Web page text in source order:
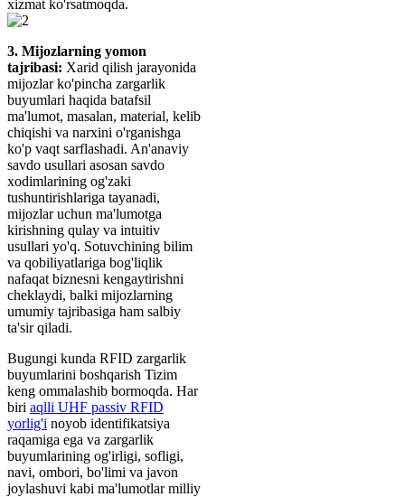
3. Mijozlarning yomon
tajribasi: Xarid qilish jarayonida
mijozlar ko'pincha zargarlik
buyumlari haqida batafsil
ma'lumot, masalan, material, kelib
chiqishi va narxini o'rganishga
ko'p vaqt sarflashadi. An'anaviy
savdo usullari asosan savdo
xodimlarining og'zaki
tushuntirishlariga tayanadi,
mijozlar uchun ma'lumotga
kirishning qulay va intuitiv
usullari yo'q. Sotuvchining bilim
va qobiliyatlariga bog'liqlik
nafaqat biznesni kengaytirishni
cheklaydi, balki mijozlarning
umumiy tajribasiga ham salbiy
ta'sir qiladi.
Bugungi kunda RFID zargarlik
buyumlarini boshqarish Tizim
keng ommalashib bormoqda. Har
biri aqlli UHF passiv RFID
yorlig'i noyob identifikatsiya
raqamiga ega va zargarlik
buyumlarining og'irligi, sofligi,
navi, ombori, bo'limi va javon
joylashuvi kabi ma'lumotlar milliy